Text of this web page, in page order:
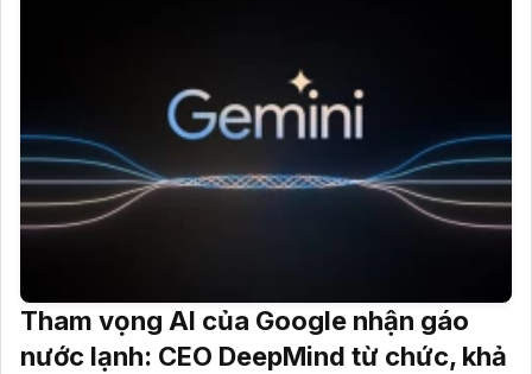
Tham vọng AI của Google nhận gáo
nước lạnh: CEO DeepMind từ chức, khả